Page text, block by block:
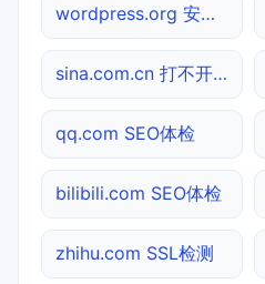
wordpress.org 安全吗
sina.com.cn 打不开检测
qq.com SEO体检
bilibili.com SEO体检
zhihu.com SSL检测